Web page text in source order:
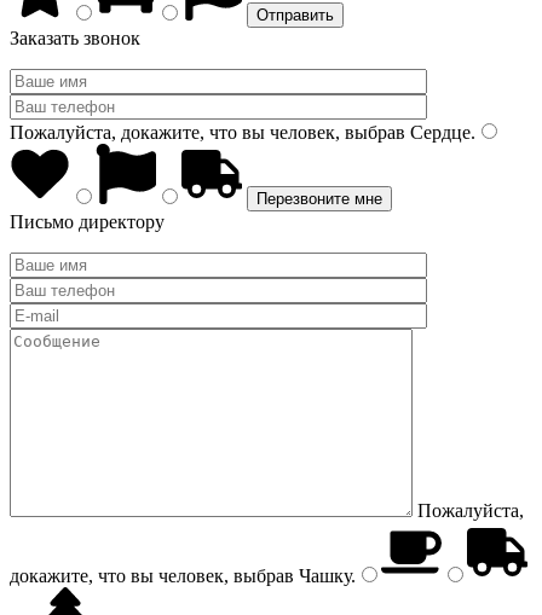
Заказать звонок
Пожалуйста, докажите, что вы человек, выбрав Сердце.
Письмо директору
Пожалуйста,
докажите, что вы человек, выбрав Чашку.